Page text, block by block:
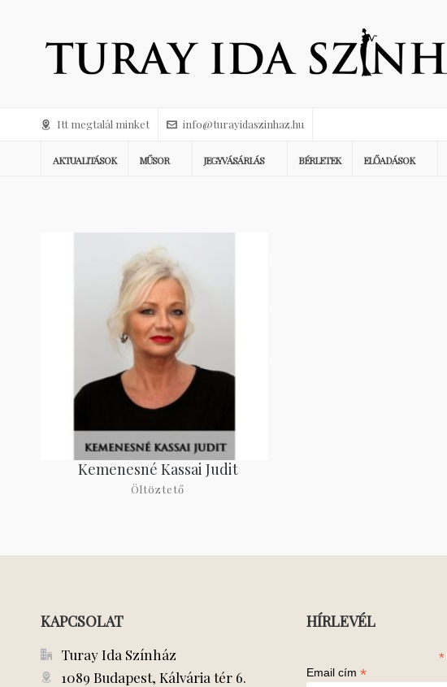
Itt megtalál minket info@turayidaszinhaz.hu
AKTUALITÁSOK MŰSOR JEGYVÁSÁRLÁS BÉRLETEK ELŐADÁSOK
Kemenesné Kassai Judit
Öltöztető
KAPCSOLAT
Turay Ida Színház
1089 Budapest, Kálvária tér 6.
HÍRLEVÉL
*
Email cím *